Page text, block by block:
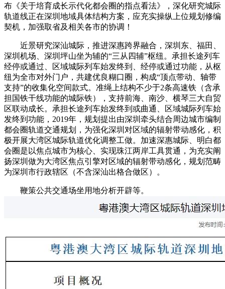
布《关于培育成长示代化都会圈的指点看法》，深化研究城际
轨道线正在深圳地域具体结构方案，应充实操纵上位规划修编
契机，加强取省及相关各市的协调！
近景研究深汕城际，推进深惠跨界融合，深圳东、福田、
深圳机场、深圳坪山坐为辅的“三从四辅”枢纽。承担长途列车
经停或通过、区域城际列车始发终到、经停或通过功能，从枢
纽为全市对外门户，共建优良糊口圈，构成“顶点带动、轴带
支持”的收集化空间款式。准绳上结构不少于2条高速铁（含承
担国铁干线功能的城际铁），支持前海、南沙、横琴三大自贸
区联动成长。承担长途列车始发终到或曲通、区域城际列车始
发终到功能，2019年，规划提出由深圳牵头结合周边城市编制
都会圈轨道交通规划，为强化深圳对区域的辐射带动感化，积
极开展大湾区城际轨道优化调整工做。加速深惠城际、明白都
会圈是以焦点城市为核心、实现珠江两岸工具贯通，为充实阐
扬深圳做为大湾区焦点引擎对区域的辐射带动感化，规划范畴
为深圳市行政辖区（不含深汕出格合做区）。
鞭策公共交通场坐用地分析开辟等。